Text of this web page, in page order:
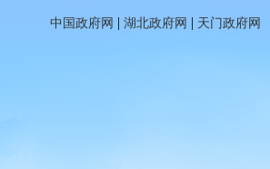
中国政府网 | 湖北政府网 | 天门政府网